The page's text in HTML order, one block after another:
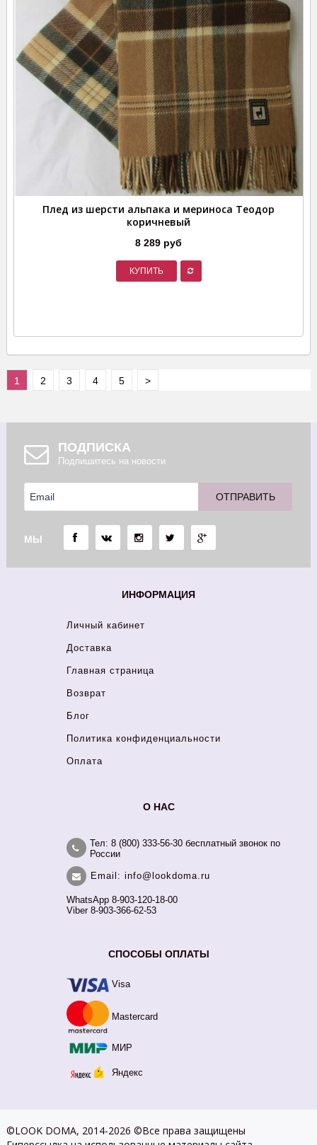
Плед из шерсти альпака и мериноса Теодор
коричневый
8 289 руб
КУПИТЬ
1 2 3 4 5 >
ПОДПИСКА
Подпишитесь на новости
МЫ
ИНФОРМАЦИЯ
Личный кабинет
Доставка
Главная страница
Возврат
Блог
Политика конфиденциальности
Оплата
О НАС
Тел: 8 (800) 333-56-30 бесплатный звонок по
России
Email: info@lookdoma.ru
WhatsApp 8-903-120-18-00
Viber 8-903-366-62-53
СПОСОБЫ ОПЛАТЫ
Visa
Mastercard
МИР
Яндекс
©LOOK DOMA, 2014-2026 ©Все права защищены